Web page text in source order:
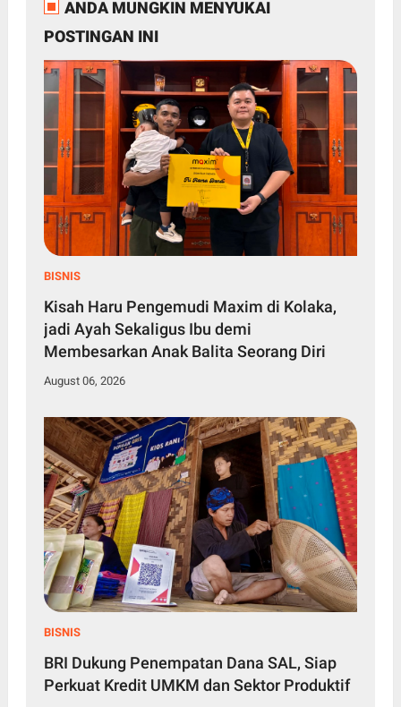
ANDA MUNGKIN MENYUKAI
POSTINGAN INI
BISNIS
Kisah Haru Pengemudi Maxim di Kolaka,
jadi Ayah Sekaligus Ibu demi
Membesarkan Anak Balita Seorang Diri
August 06, 2026
BISNIS
BRI Dukung Penempatan Dana SAL, Siap
Perkuat Kredit UMKM dan Sektor Produktif